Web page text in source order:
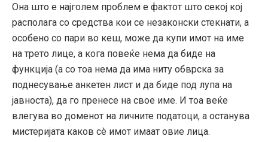
Она што е најголем проблем е фактот што секој кој
располага со средства кои се незаконски стекнати, а
особено со пари во кеш, може да купи имот на име
на трето лице, а кога повеќе нема да биде на
функција (а со тоа нема да има ниту обврска за
поднесување анкетен лист и да биде под лупа на
јавноста), да го пренесе на свое име. И тоа веќе
влегува во доменот на личните податоци, а останува
мистеријата каков сè имот имаат овие лица.